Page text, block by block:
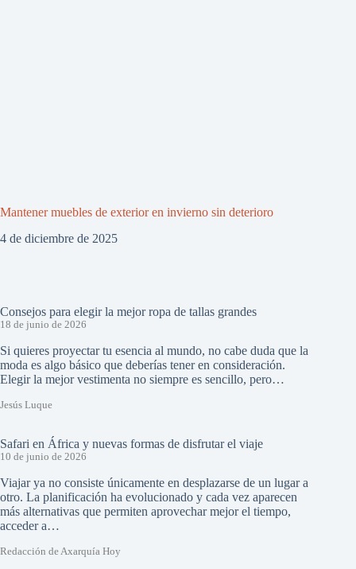
Mantener muebles de exterior en invierno sin deterioro
4 de diciembre de 2025
Consejos para elegir la mejor ropa de tallas grandes
18 de junio de 2026
Si quieres proyectar tu esencia al mundo, no cabe duda que la
moda es algo básico que deberías tener en consideración.
Elegir la mejor vestimenta no siempre es sencillo, pero…
Jesús Luque
Safari en África y nuevas formas de disfrutar el viaje
10 de junio de 2026
Viajar ya no consiste únicamente en desplazarse de un lugar a
otro. La planificación ha evolucionado y cada vez aparecen
más alternativas que permiten aprovechar mejor el tiempo,
acceder a…
Redacción de Axarquía Hoy